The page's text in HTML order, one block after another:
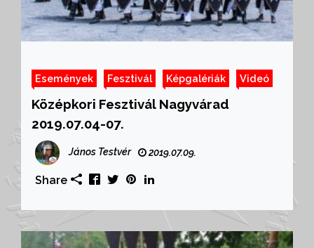
Események Fesztivál Képgalériák Videó
Középkori Fesztivál Nagyvárad
2019.07.04-07.
János Testvér 2019.07.09.
Share